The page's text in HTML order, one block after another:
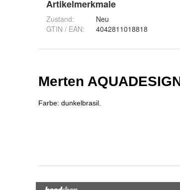
Artikelmerkmale
Zustand:
Neu
GTIN / EAN:
4042811018818